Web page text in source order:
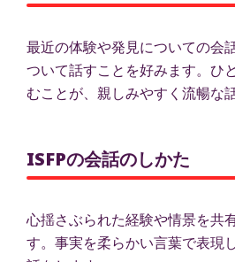
最近の体験や発見についての会
ついて話すことを好みます。ひ
むことが、親しみやすく流暢な
ISFPの会話のしかた
心揺さぶられた経験や情景を共
す。事実を柔らかい言葉で表現